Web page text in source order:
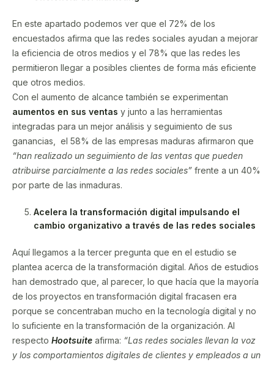
En este apartado podemos ver que el 72% de los
encuestados afirma que las redes sociales ayudan a mejorar
la eficiencia de otros medios y el 78% que las redes les
permitieron llegar a posibles clientes de forma más eficiente
que otros medios.
Con el aumento de alcance también se experimentan
aumentos en sus ventas y junto a las herramientas
integradas para un mejor análisis y seguimiento de sus
ganancias, el 58% de las empresas maduras afirmaron que
“han realizado un seguimiento de las ventas que pueden
atribuirse parcialmente a las redes sociales” frente a un 40%
por parte de las inmaduras.
Acelera la transformación digital impulsando el
cambio organizativo a través de las redes sociales
Aquí llegamos a la tercer pregunta que en el estudio se
plantea acerca de la transformación digital. Años de estudios
han demostrado que, al parecer, lo que hacía que la mayoría
de los proyectos en transformación digital fracasen era
porque se concentraban mucho en la tecnología digital y no
lo suficiente en la transformación de la organización. Al
respecto Hootsuite afirma: “Las redes sociales llevan la voz
y los comportamientos digitales de clientes y empleados a un